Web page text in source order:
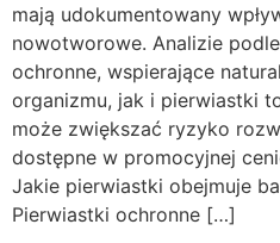
mają udokumentowany
nowotworowe. Analizie
ochronne, wspierające
organizmu, jak i pierwiastki
może zwiększać ryzyko
dostępne w promocyjnej
Jakie pierwiastki obejmuje
Pierwiastki ochronne […]